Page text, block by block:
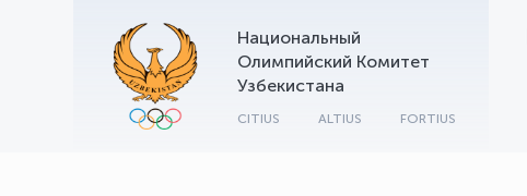
Национальный
Олимпийский Комитет
Узбекистана
CITIUS ALTIUS FORTIUS